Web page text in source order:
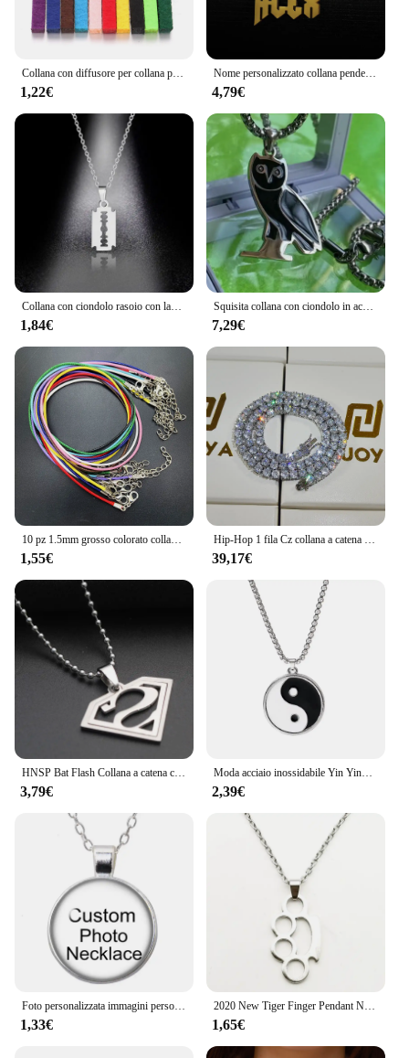
collana a disco oro rosa is an excellent choice.
Collana con diffusore per collana per aromaterapia Collana con ciondolo diffusore di oli essenziali con medaglione in acciaio inossidabile 316L Aroma Profumo
1,22€
Nome personalizzato collana pendente colore oro personalizzato acciaio inossidabile 5mm larghezza catena spessa gioielli per uomo regali
4,79€
Collana con ciondolo rasoio con lama di sicurezza in acciaio inossidabile gioielli Punk Hiphop per uomo ragazzi geometrico animale piccolo girocollo pendente
1,84€
Squisita collana con ciondolo in acciaio inossidabile collana con personalità in stile Hip Hop catena maglione Trend gioielli di nicchia per uomo e donna
7,29€
10 pz 1.5mm grosso colorato collana cordoncino filo di cera cordino in pelle ciondolo con chiusura a moschettone in metallo
1,55€
Hip-Hop 1 fila Cz collana a catena da Tennis zircone cubico Iced Out 3Mm 4Mm 5Mm 6Mm 18/K collana Rapper Drop Shipping gioielli di lusso
39,17€
HNSP Bat Flash Collana a catena con ciondolo in acciaio inossidabile per uomo Gioielli Ragazzo Accessori anime Regalo
3,79€
Moda acciaio inossidabile Yin Ying Yang collana con ciondolo collana bianca nera amicizia uomo catena a maglie collane gioielli Vintage
2,39€
Foto personalizzata immagini personalizzate collana con ciondolo cabochon in vetro colore argento/bronzo/ciondolo in cristallo catene da 60cm
1,33€
2020 New Tiger Finger Pendant Necklace Fashion Jewelry Retro Texture maglione catena collana pendente gioielli
1,65€